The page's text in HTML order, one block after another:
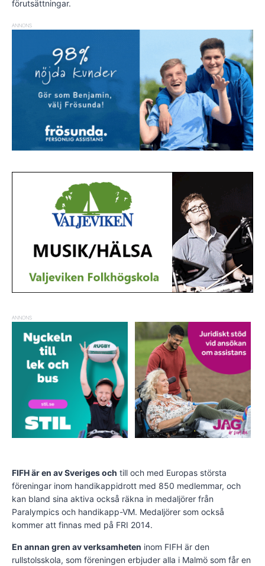
förutsättningar.
ANNONS
ANNONS
FIFH är en av Sveriges och till och med Europas största
föreningar inom handikappidrott med 850 medlemmar, och
kan bland sina aktiva också räkna in medaljörer från
Paralympics och handikapp-VM. Medaljörer som också
kommer att finnas med på FRI 2014.
En annan gren av verksamheten inom FIFH är den
rullstolsskola, som föreningen erbjuder alla i Malmö som får en